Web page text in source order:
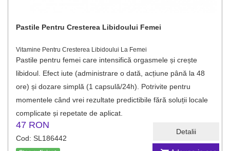
Detalii
Pastile Pentru Cresterea Libidoului Femei
Vitamine Pentru Cresterea Libidoului La Femei
Pastile pentru femei care intensifică orgasmele și crește
libidoul. Efect iute (administrare o dată, acțiune până la 48
ore) și dozare simplă (1 capsulă/24h). Potrivite pentru
momentele când vrei rezultate predictibile fără soluții locale
complicate și repetate de aplicat.
47 RON
Cod: SL186442